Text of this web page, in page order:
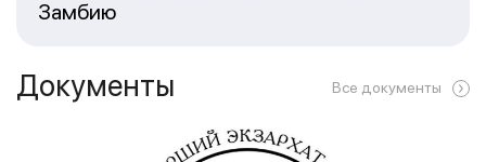
Замбию
Документы Все документы